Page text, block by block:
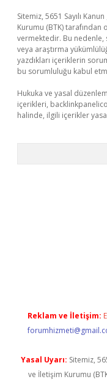
Sitemiz, 5651 Sayılı
Kurumu (BTK) tarafından
vermektedir. Bu
veya araştırma
yazdıkları içeriklerin
bu sorumluluğu kabul
Hukuka ve yasal
içerikleri,
halinde, ilgili içerikler
Reklam ve İletişim:
Yasal Uyarı: Sitemiz,
ve İletişim Kurumu